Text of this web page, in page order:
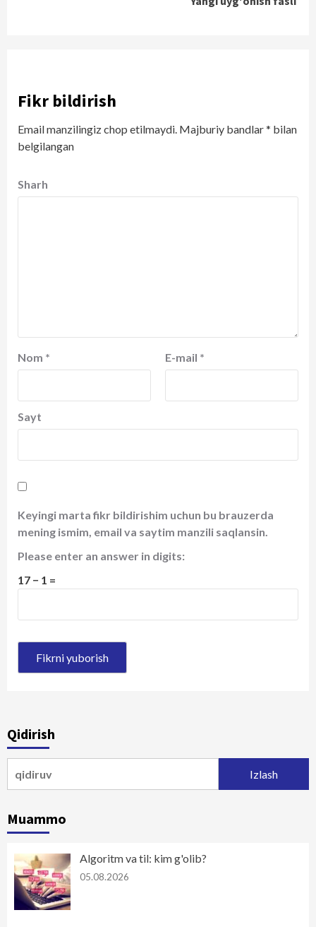
Fikr bildirish
Email manzilingiz chop etilmaydi. Majburiy bandlar* bilan
belgilangan
Sharh
Nom * E-mail *
Sayt
Keyingi marta fikr bildirishim uchun bu brauzerda
mening ismim, email va saytim manzili saqlansin.
Please enter an answer in digits:
17 − 1 =
Qidirish
Muammo
Algoritm va til: kim g'olib?
05.08.2026